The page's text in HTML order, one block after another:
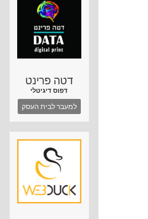
דטה פרינט
דפוס דיגיטלי
למעבר לבית העסק